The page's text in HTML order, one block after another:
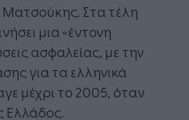
Ματσούκης. Στα τέλη
μια «έντονη
ασφαλείας, με την
για τα ελληνικά
μέχρι το 2005, όταν
Ελλάδος.
Οι προσλήψεις αλλάζουν: To
Jobfind.gr ως στρατηγικός